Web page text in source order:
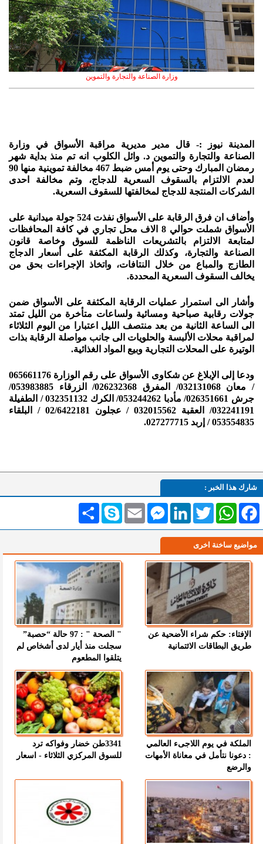
وزارة الصناعة والتجارة والتموين
المدينة نيوز :- قال مدير مديرية مراقبة الأسواق في وزارة
الصناعة والتجارة والتموين د. وائل الكلوب انه تم منذ بداية شهر
رمضان المبارك وحتى يوم أمس ضبط 467 مخالفة تموينية منها 90
لعدم الالتزام بالسقوف السعرية للدجاج، وتم مخالفة احدى
الشركات المنتجة للدجاج لمخالفتها للسقوف السعرية.
وأضاف ان فرق الرقابة على الأسواق نفذت 524 جولة ميدانية على
الأسواق شملت حوالي 8 الاف محل تجاري في كافة المحافظات
لمتابعة الالتزام بالتشريعات الناظمة للسوق وخاصة قانون
الصناعة والتجارة، وكذلك الرقابة المكثفة على أسعار الدجاج
الطازج والمباع من خلال النتافات، واتخاذ الإجراءات بحق من
يخالف السقوف السعرية المحددة.
وأشار الى استمرار عمليات الرقابة المكثفة على الأسواق ضمن
جولات رقابية صباحية ومسائية ولساعات متأخرة من الليل تمتد
الى الساعة الثانية من بعد منتصف الليل اعتبارا من اليوم الثلاثاء
لمراقبة محلات الألبسة والحلويات الى جانب مواصلة الرقابة بذات
الوتيرة على المحلات التجارية وبيع المواد الغذائية.
ودعا إلى الإبلاغ عن شكاوى الأسواق على رقم الوزارة 065661176
/ معان 032131068/ المفرق 026232368/ الزرقاء 053983885/
جرش 026351661/ مأدبا 053244262/ الكرك 032351132 / الطفيلة
032241191/ العقبة 032015562 / عجلون 02/6422181 / البلقاء
053554835 / إربد 027277715.
شارك هذا الخبر :
انشر Skype Email
MessengerLinkedInTwitterWhatsAppFacebook
مواضيع ساخنة اخرى
الإفتاء: حكم شراء الأضحية عن
طريق البطاقات الائتمانية
" الصحة " : 97 حالة “حصبة”
سجلت منذ أيار لدى أشخاص لم
يتلقوا المطعوم
الملكة في يوم اللاجىء العالمي
: دعونا نتأمل في معاناة الأمهات
والرضع
3341طن خضار وفواكه ترد
للسوق المركزي الثلاثاء - اسعار